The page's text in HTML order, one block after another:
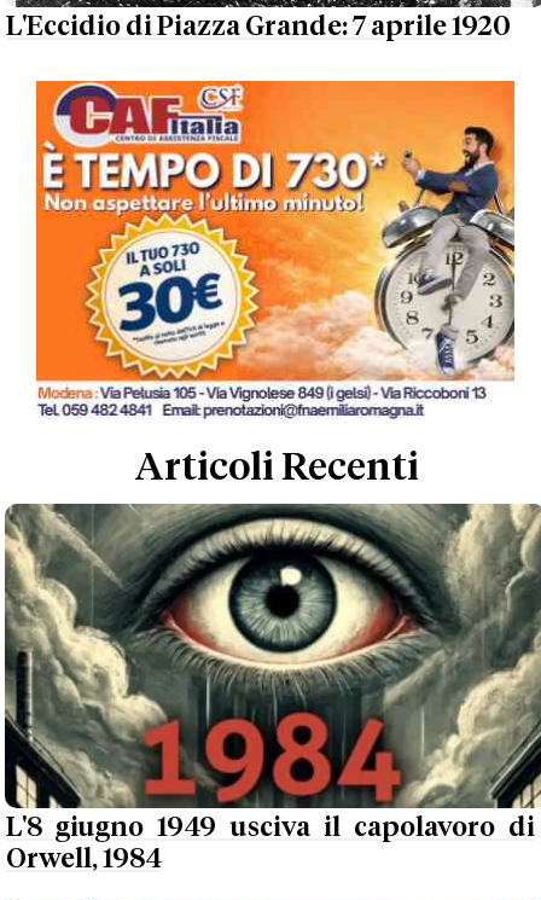
L'Eccidio di Piazza Grande: 7 aprile 1920
Articoli Recenti
L'8 giugno 1949 usciva il capolavoro di
Orwell, 1984